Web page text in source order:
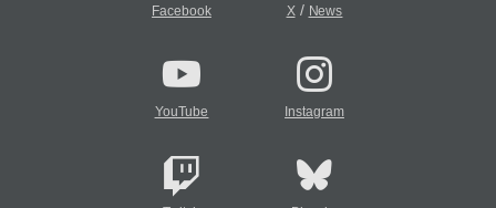
Facebook X/ News
YouTube Instagram